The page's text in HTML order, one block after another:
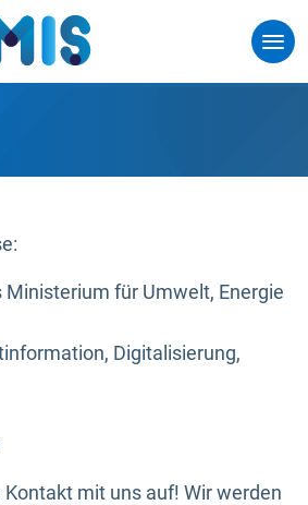
für Umwelt, Energie
Digitalisierung,
mit uns auf! Wir werden